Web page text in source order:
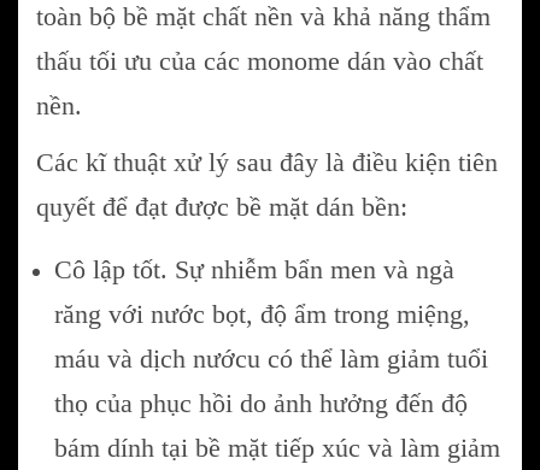
toàn bộ bề mặt chất nền và khả năng thẩm
thấu tối ưu của các monome dán vào chất
nền.
Các kĩ thuật xử lý sau đây là điều kiện tiên
quyết để đạt được bề mặt dán bền:
Cô lập tốt. Sự nhiễm bẩn men và ngà
răng với nước bọt, độ ẩm trong miệng,
máu và dịch nướcu có thể làm giảm tuổi
thọ của phục hồi do ảnh hưởng đến độ
bám dính tại bề mặt tiếp xúc và làm giảm